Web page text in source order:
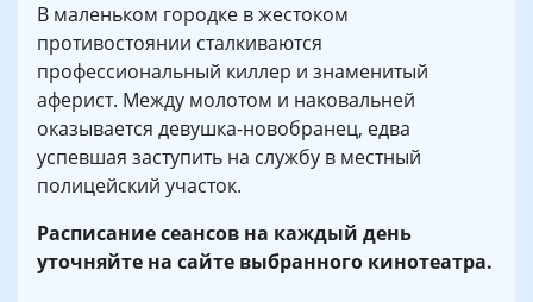
В маленьком городке в жестоком
противостоянии сталкиваются
профессиональный киллер и знаменитый
аферист. Между молотом и наковальней
оказывается девушка-новобранец, едва
успевшая заступить на службу в местный
полицейский участок.
Расписание сеансов на каждый день
уточняйте на сайте выбранного кинотеатра.